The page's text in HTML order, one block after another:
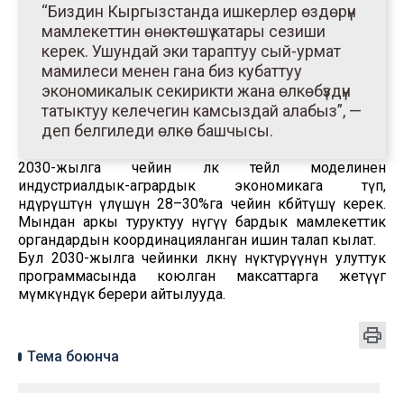
“Биздин Кыргызстанда ишкерлер өздөрүн
мамлекеттин өнөктөшү катары сезиши
керек. Ушундай эки тараптуу сый-урмат
мамилеси менен гана биз кубаттуу
экономикалык секирикти жана өлкөбүздүн
татыктуу келечегин камсыздай алабыз”, —
деп белгиледи өлкө башчысы.
2030-жылга чейин өлкө тейлөө моделинен
индустриалдык-агрардык экономикага өтүп,
өндүрүштүн үлүшүн 28–30%га чейин көбөйтүшү керек.
Мындан аркы туруктуу өнүгүү бардык мамлекеттик
органдардын координацияланган ишин талап кылат.
Бул 2030-жылга чейинки өлкөнү өнүктүрүүнүн улуттук
программасында коюлган максаттарга жетүүгө
мүмкүндүк берери айтылууда.
Тема боюнча